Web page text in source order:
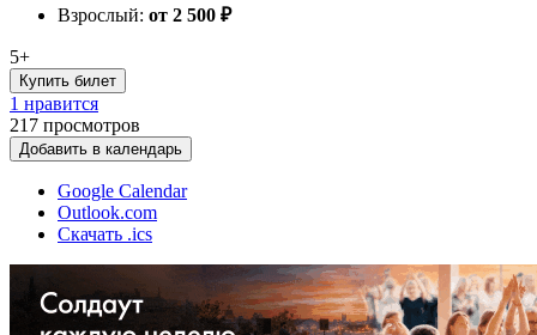
Взрослый: от 2 500 ₽
5+
Купить билет
1 нравится
217 просмотров
Добавить в календарь
Google Calendar
Outlook.com
Скачать .ics